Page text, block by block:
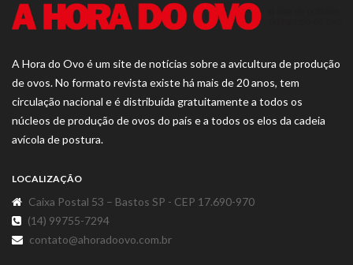
A Hora do Ovo é um site de notícias sobre a avicultura de produção
de ovos. No formato revista existe há mais de 20 anos, tem
circulação nacional e é distribuída gratuitamente a todos os
núcleos de produção de ovos do país e a todos os elos da cadeia
avícola de postura.
LOCALIZAÇÃO
Caixa Postal 53 – Bastos SP - CEP 17.690-970
(14) 99755-7294
contato@ahoradoovo.com.br